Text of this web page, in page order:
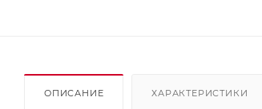
ОПИСАНИЕ ХАРАКТЕРИСТИКИ